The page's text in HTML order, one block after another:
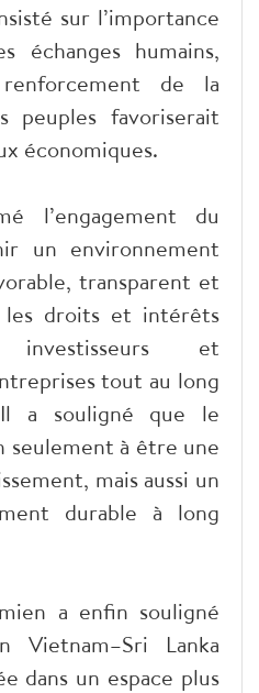
sur l’importance
échanges humains,
de la
peuples favoriserait
économiques.
l’engagement du
un environnement
transparent et
les droits et intérêts
et
tout au long
a souligné que le
seulement à être une
mais aussi un
durable à long
a enfin souligné
Vietnam–Sri Lanka
dans un espace plus